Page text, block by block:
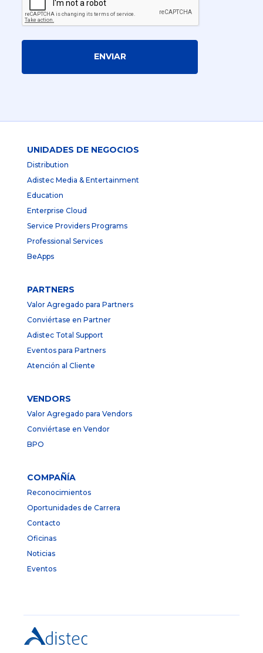
ENVIAR
UNIDADES DE NEGOCIOS
Distribution
Adistec Media & Entertainment
Education
Enterprise Cloud
Service Providers Programs
Professional Services
BeApps
PARTNERS
Valor Agregado para Partners
Conviértase en Partner
Adistec Total Support
Eventos para Partners
Atención al Cliente
VENDORS
Valor Agregado para Vendors
Conviértase en Vendor
BPO
COMPAÑÍA
Reconocimientos
Oportunidades de Carrera
Contacto
Oficinas
Noticias
Eventos